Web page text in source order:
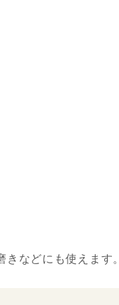
などにも使えます。